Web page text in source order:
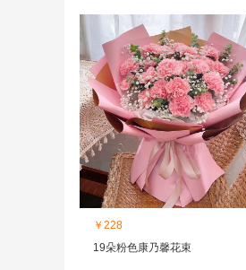
￥228
19朵粉色康乃馨花束